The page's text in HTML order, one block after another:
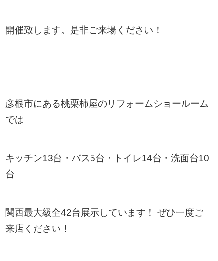
開催致します。是非ご来場ください！
彦根市にある桃栗柿屋のリフォームショールーム
では
キッチン13台・バス5台・トイレ14台・洗面台10
台
関西最大級全42台展示しています！ ぜひ一度ご
来店ください！